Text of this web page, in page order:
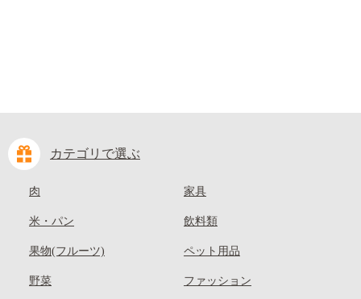
カテゴリで選ぶ
肉
米・パン
果物(フルーツ)
野菜
家具
飲料類
ペット用品
ファッション